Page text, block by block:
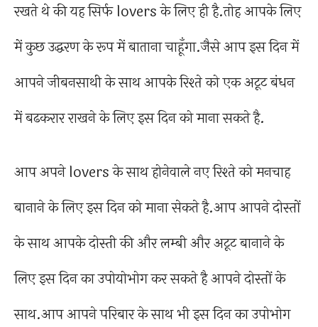
रखते थे की यह सिर्फ lovers के लिए ही है.तोह आपके लिए
में कुछ उद्धरण के रूप में बाताना चाहूँगा.जैसे आप इस दिन में
आपने जीबनसाथी के साथ आपके रिश्ते को एक अटूट बंधन
में बढकरार राखने के लिए इस दिन को माना सकते है.
आप अपने lovers के साथ होनेवाले नए रिश्ते को मनचाह
बानाने के लिए इस दिन को माना सेकते है.आप आपने दोस्तों
के साथ आपके दोस्ती की और लम्बी और अटूट बानाने के
लिए इस दिन का उपोयोभोग कर सकते है आपने दोस्तों के
साथ.आप आपने परिबार के साथ भी इस दिन का उपोभोग